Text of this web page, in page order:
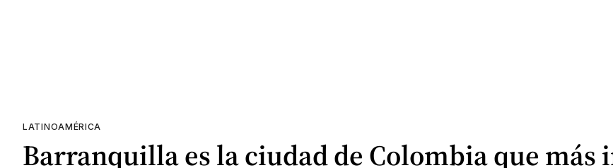
LATINOAMÉRICA
Barranquilla es la ciudad de Colombia que